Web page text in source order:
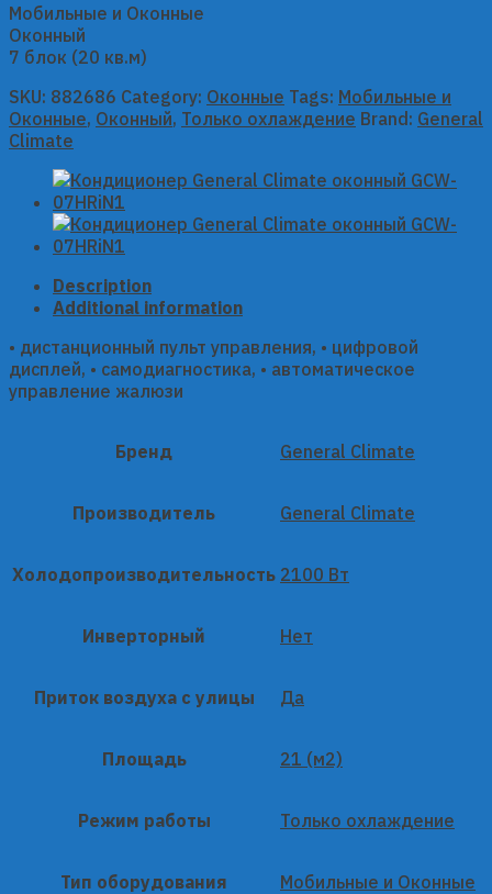
Мобильные и Оконные
Оконный
7 блок (20 кв.м)
SKU: 882686 Category: Оконные Tags: Мобильные и
Оконные, Оконный, Только охлаждение Brand: General
Climate
Description
Additional information
• дистанционный пульт управления, • цифровой
дисплей, • самодиагностика, • автоматическое
управление жалюзи
Бренд General Climate
Производитель General Climate
Холодопроизводительность 2100 Вт
Инверторный Нет
Приток воздуха с улицы Да
Площадь 21 (м2)
Режим работы Только охлаждение
Тип оборудования Мобильные и Оконные